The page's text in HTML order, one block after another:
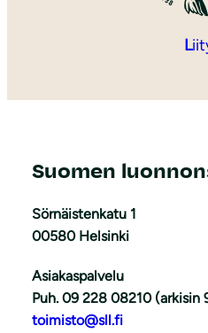
L
Suomen
Sörnäistenkatu 1
00580 Helsinki
Asiakaspalvelu
Puh. 09 228 08210 (arkisin
toimisto@sll.fi